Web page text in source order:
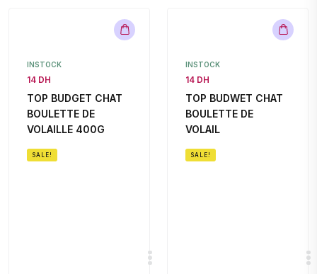
INSTOCK
14 DH
TOP BUDGET CHAT
BOULETTE DE
VOLAILLE 400G
SALE!
INSTOCK
14 DH
TOP BUDWET CHAT
BOULETTE DE
VOLAIL
SALE!